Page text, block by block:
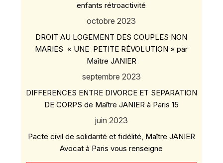
enfants rétroactivité
octobre 2023
DROIT AU LOGEMENT DES COUPLES NON
MARIES « UNE PETITE RÉVOLUTION » par
Maître JANIER
septembre 2023
DIFFERENCES ENTRE DIVORCE ET SEPARATION
DE CORPS de Maître JANIER à Paris 15
juin 2023
Pacte civil de solidarité et fidélité, Maître JANIER
Avocat à Paris vous renseigne